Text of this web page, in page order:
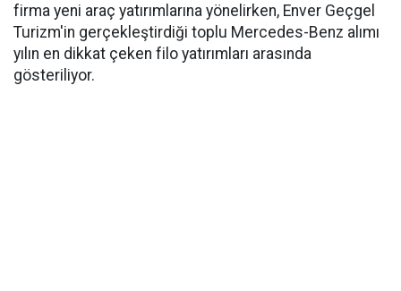
firma yeni araç yatırımlarına yönelirken, Enver Geçgel
Turizm'in gerçekleştirdiği toplu Mercedes-Benz alımı
yılın en dikkat çeken filo yatırımları arasında
gösteriliyor.